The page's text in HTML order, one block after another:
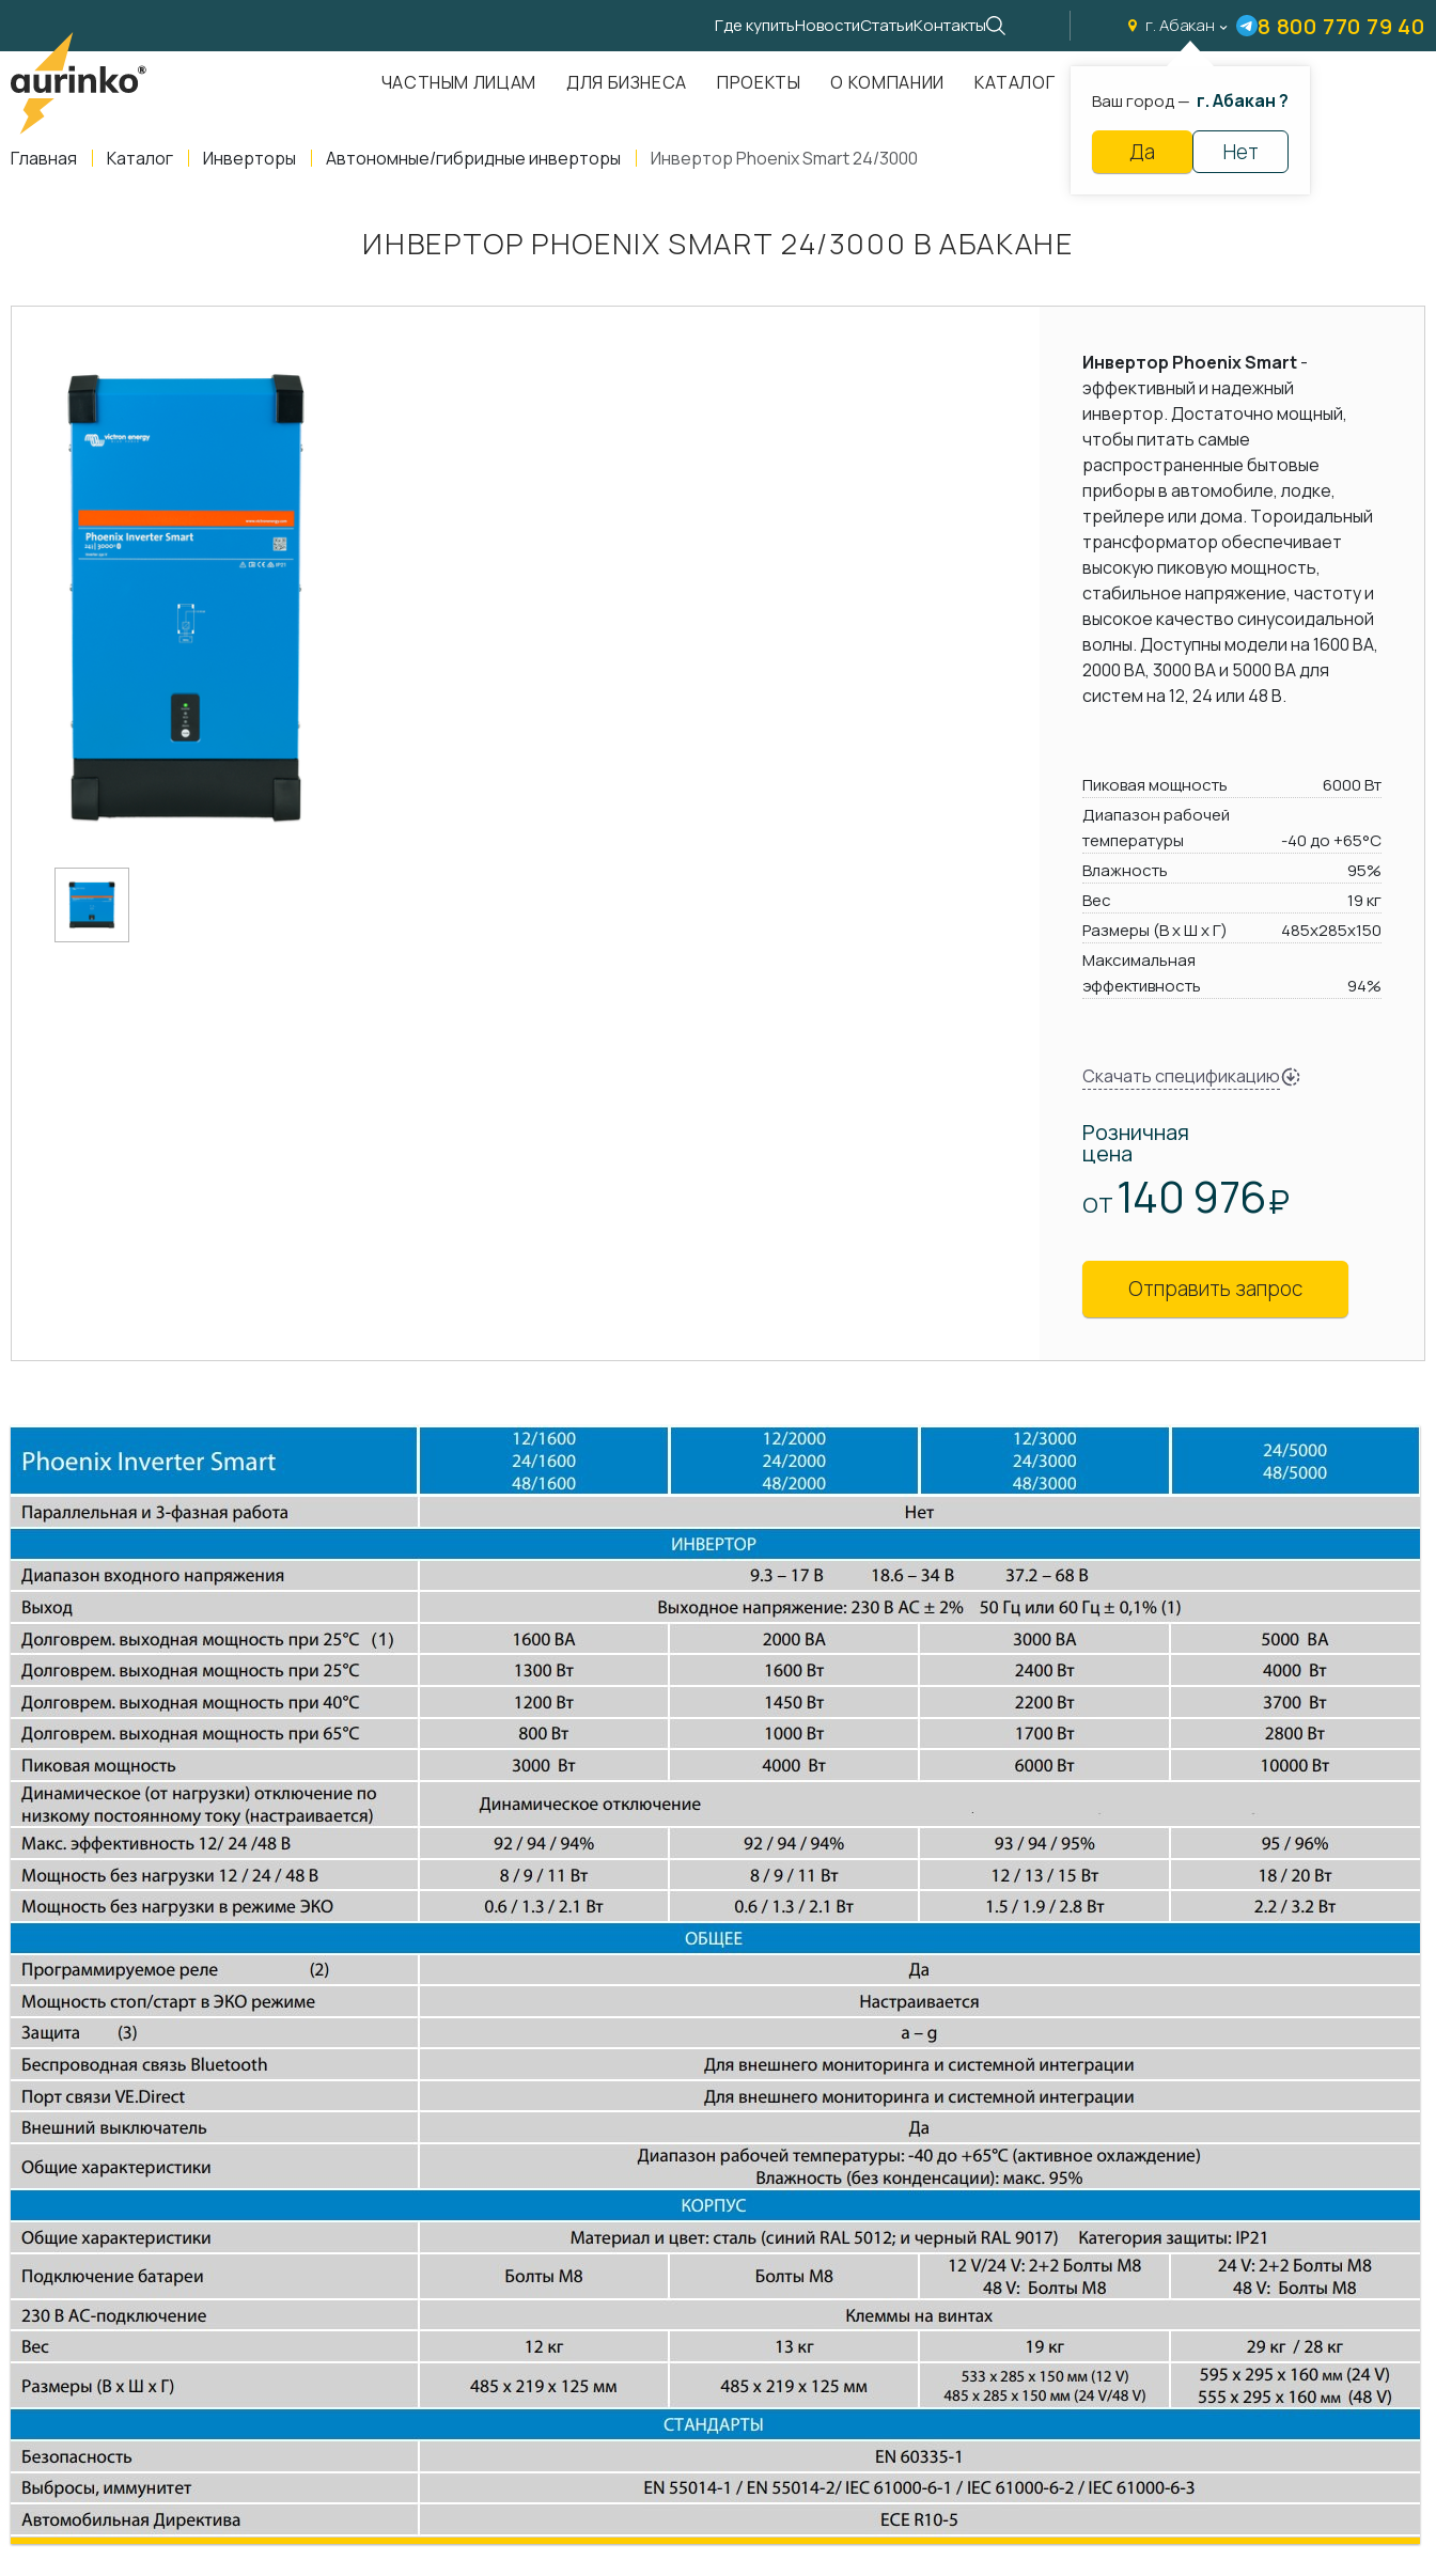
Где купитьНовостиСтатьиКонтакты г. Абакан
Ваш город — г. Абакан ?
Да Нет
8 800 770 79 40
ЧАСТНЫМ ЛИЦАМ ДЛЯ БИЗНЕСА ПРОЕКТЫ О КОМПАНИИ КАТАЛОГ
Главная Каталог Инверторы Автономные/гибридные инверторы Инвертор Phoenix Smart 24/3000
ИНВЕРТОР PHOENIX SMART 24/3000 В АБАКАНЕ
Инвертор Phoenix Smart-
эффективный и надежный
инвертор. Достаточно мощный,
чтобы питать самые
распространенные бытовые
приборы в автомобиле, лодке,
трейлере или дома. Тороидальный
трансформатор обеспечивает
высокую пиковую мощность,
стабильное напряжение, частоту и
высокое качество синусоидальной
волны. Доступны модели на 1600 ВА,
2000 BA, 3000 BA и 5000 ВА для
систем на 12, 24 или 48 В.
Пиковая мощность
6000 Вт
Диапазон рабочей
температуры
-40 до +65°C
Влажность
95%
Вес
19 кг
Размеры (В х Ш х Г)
485x285x150
Максимальная
эффективность
94%
Скачать спецификацию
Розничная
цена
ОТ 140 976₽
Отправить запрос
,Свердловская область
info@aurinkos.com
8-800-770-79-40